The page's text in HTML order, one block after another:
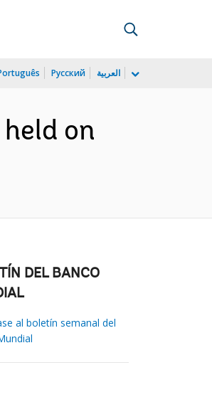
Русский العربية
on
DEL BANCO
al boletín semanal del